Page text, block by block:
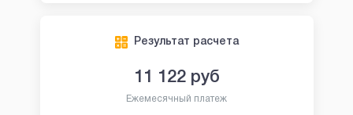
Результат расчета
11 122руб
Ежемесячный платеж